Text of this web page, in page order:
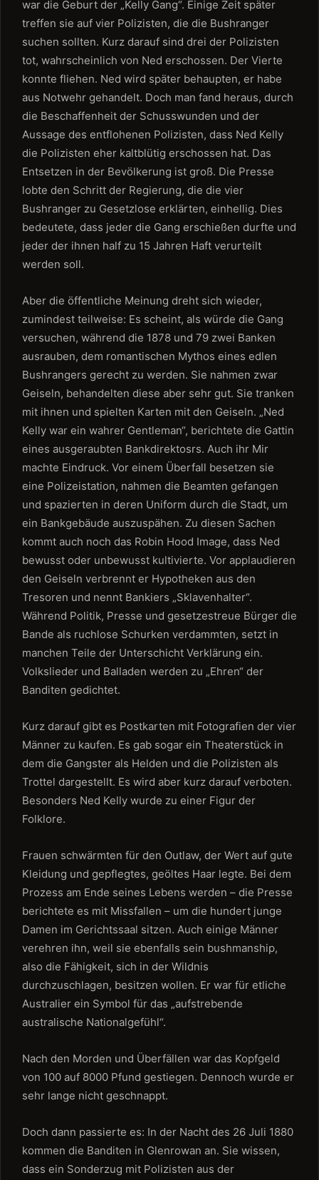
war die Geburt der „Kelly Gang“. Einige Zeit später
treffen sie auf vier Polizisten, die die Bushranger
suchen sollten. Kurz darauf sind drei der Polizisten
tot, wahrscheinlich von Ned erschossen. Der Vierte
konnte fliehen. Ned wird später behaupten, er habe
aus Notwehr gehandelt. Doch man fand heraus, durch
die Beschaffenheit der Schusswunden und der
Aussage des entflohenen Polizisten, dass Ned Kelly
die Polizisten eher kaltblütig erschossen hat. Das
Entsetzen in der Bevölkerung ist groß. Die Presse
lobte den Schritt der Regierung, die die vier
Bushranger zu Gesetzlose erklärten, einhellig. Dies
bedeutete, dass jeder die Gang erschießen durfte und
jeder der ihnen half zu 15 Jahren Haft verurteilt
werden soll.
Aber die öffentliche Meinung dreht sich wieder,
zumindest teilweise: Es scheint, als würde die Gang
versuchen, während die 1878 und 79 zwei Banken
ausrauben, dem romantischen Mythos eines edlen
Bushrangers gerecht zu werden. Sie nahmen zwar
Geiseln, behandelten diese aber sehr gut. Sie tranken
mit ihnen und spielten Karten mit den Geiseln. „Ned
Kelly war ein wahrer Gentleman“, berichtete die Gattin
eines ausgeraubten Bankdirektosrs. Auch ihr Mir
machte Eindruck. Vor einem Überfall besetzen sie
eine Polizeistation, nahmen die Beamten gefangen
und spazierten in deren Uniform durch die Stadt, um
ein Bankgebäude auszuspähen. Zu diesen Sachen
kommt auch noch das Robin Hood Image, dass Ned
bewusst oder unbewusst kultivierte. Vor applaudieren
den Geiseln verbrennt er Hypotheken aus den
Tresoren und nennt Bankiers „Sklavenhalter“.
Während Politik, Presse und gesetzestreue Bürger die
Bande als ruchlose Schurken verdammten, setzt in
manchen Teile der Unterschicht Verklärung ein.
Volkslieder und Balladen werden zu „Ehren“ der
Banditen gedichtet.
Kurz darauf gibt es Postkarten mit Fotografien der vier
Männer zu kaufen. Es gab sogar ein Theaterstück in
dem die Gangster als Helden und die Polizisten als
Trottel dargestellt. Es wird aber kurz darauf verboten.
Besonders Ned Kelly wurde zu einer Figur der
Folklore.
Frauen schwärmten für den Outlaw, der Wert auf gute
Kleidung und gepflegtes, geöltes Haar legte. Bei dem
Prozess am Ende seines Lebens werden – die Presse
berichtete es mit Missfallen – um die hundert junge
Damen im Gerichtssaal sitzen. Auch einige Männer
verehren ihn, weil sie ebenfalls sein bushmanship,
also die Fähigkeit, sich in der Wildnis
durchzuschlagen, besitzen wollen. Er war für etliche
Australier ein Symbol für das „aufstrebende
australische Nationalgefühl“.
Nach den Morden und Überfällen war das Kopfgeld
von 100 auf 8000 Pfund gestiegen. Dennoch wurde er
sehr lange nicht geschnappt.
Doch dann passierte es: In der Nacht des 26 Juli 1880
kommen die Banditen in Glenrowan an. Sie wissen,
dass ein Sonderzug mit Polizisten aus der